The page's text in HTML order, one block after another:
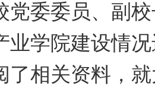
党委委员、副
业学院建设情
了相关资料，